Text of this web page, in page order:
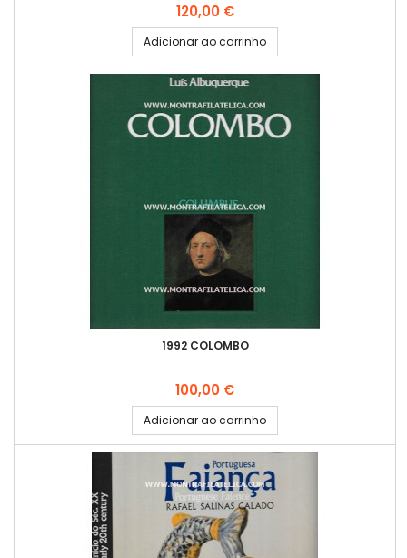
Preço
120,00 €
Adicionar ao carrinho
1992 COLOMBO
Preço
100,00 €
Adicionar ao carrinho